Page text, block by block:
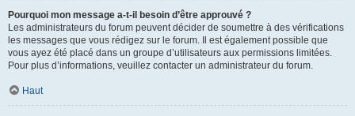
Pourquoi mon message a-t-il besoin d’être approuvé ?
Les administrateurs du forum peuvent décider de soumettre à des vérifications
les messages que vous rédigez sur le forum. Il est également possible que
vous ayez été placé dans un groupe d’utilisateurs aux permissions limitées.
Pour plus d’informations, veuillez contacter un administrateur du forum.
Haut